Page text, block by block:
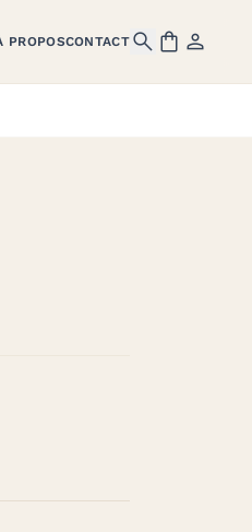
PROPOSCONTACT   